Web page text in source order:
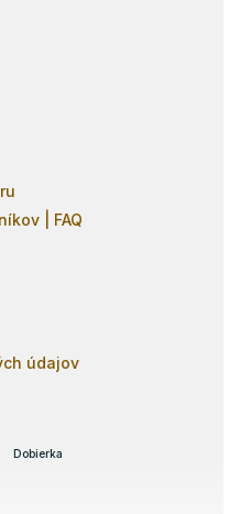
| FAQ
údajov
Dobierka